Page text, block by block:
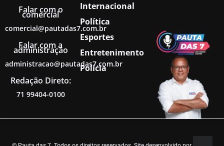
Falar com o
comercial
comercial@pautadas7.com.br
Falar com a
administração
administracao@pautadas7.com.br
Redação Direto:
71 99404-0100
Internacional
Política
Esportes
Entretenimento
Polícia